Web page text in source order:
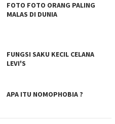
FOTO FOTO ORANG PALING
MALAS DI DUNIA
FUNGSI SAKU KECIL CELANA
LEVI'S
APA ITU NOMOPHOBIA ?